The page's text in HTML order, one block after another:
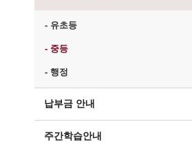
- 유초등
- 중등
- 행정
납부금 안내
주간학습안내